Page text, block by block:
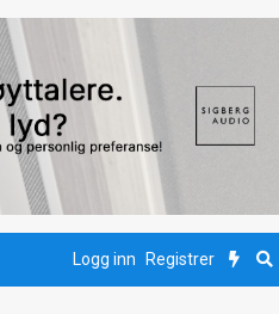
Logg inn Registrer